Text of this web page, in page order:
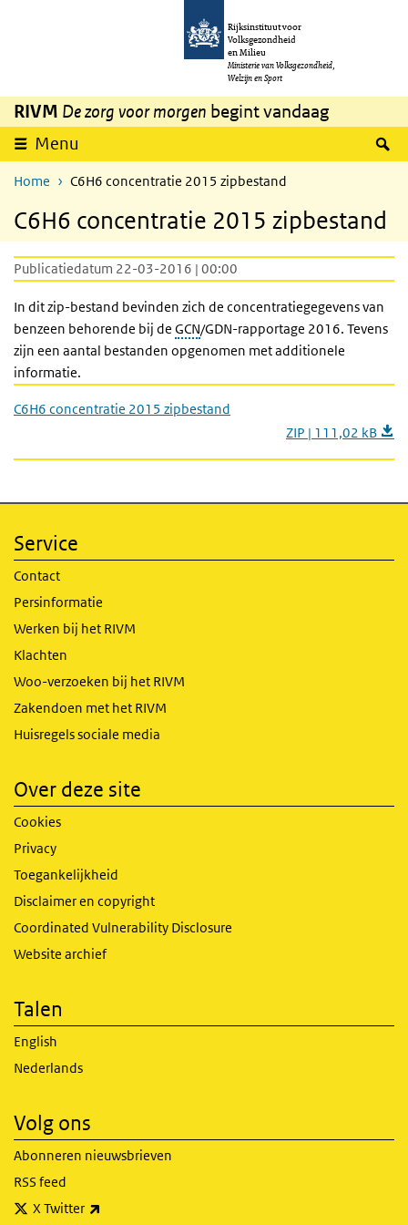
Overslaan en naar de inhoud gaan
Rijksinstituut voor
Volksgezondheid
en Milieu
Ministerie van Volksgezondheid,
Welzijn en Sport
RIVM De zorg voor morgen begint vandaag
Menu
Home C6H6 concentratie 2015 zipbestand
C6H6 concentratie 2015 zipbestand
Publicatiedatum 22-03-2016 | 00:00
In dit zip-bestand bevinden zich de concentratiegegevens van
benzeen behorende bij de GCN/GDN-rapportage 2016. Tevens
zijn een aantal bestanden opgenomen met additionele
informatie.
C6H6 concentratie 2015 zipbestand
ZIP | 111,02 kB
Service
Contact
Persinformatie
Werken bij het RIVM
Klachten
Woo-verzoeken bij het RIVM
Zakendoen met het RIVM
Huisregels sociale media
Over deze site
Cookies
Privacy
Toegankelijkheid
Disclaimer en copyright
Coordinated Vulnerability Disclosure
Website archief
Talen
English
Nederlands
Volg ons
Abonneren nieuwsbrieven
RSS feed
X Twitter